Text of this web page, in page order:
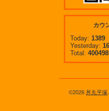
カウ
Today: 1389
Yesterday:
Total:
©2026 丼丸平塚